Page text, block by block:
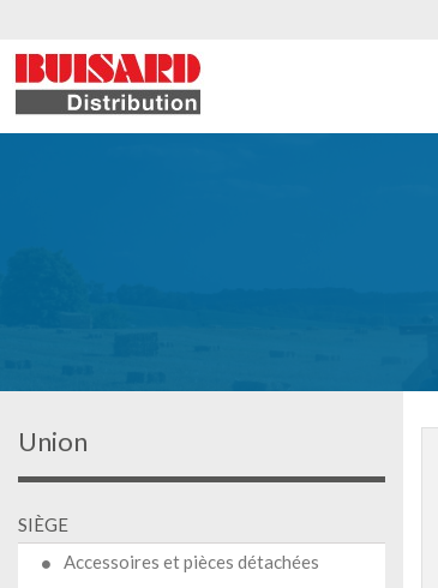
Union
SIÈGE
Accessoires et pièces détachées